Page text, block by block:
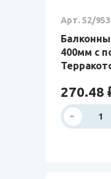
Арт. 52/
400мм с
270.48